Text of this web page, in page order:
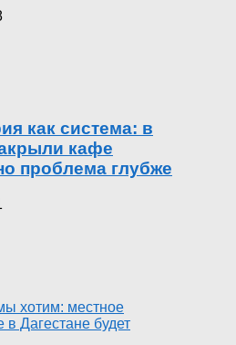
как система: в
кафе
проблема глубже